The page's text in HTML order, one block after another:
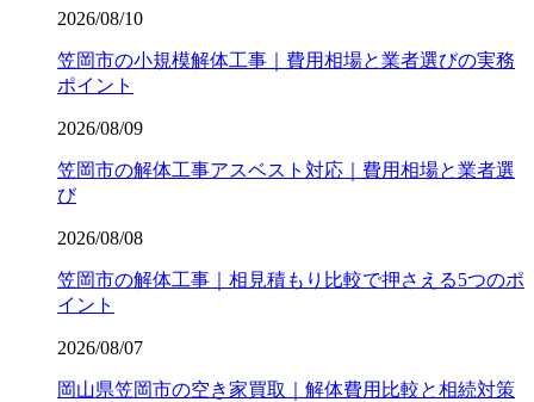
2026/08/10
笠岡市の小規模解体工事｜費用相場と業者選びの実務
ポイント
2026/08/09
笠岡市の解体工事アスベスト対応｜費用相場と業者選
び
2026/08/08
笠岡市の解体工事｜相見積もり比較で押さえる5つのポ
イント
2026/08/07
岡山県笠岡市の空き家買取｜解体費用比較と相続対策